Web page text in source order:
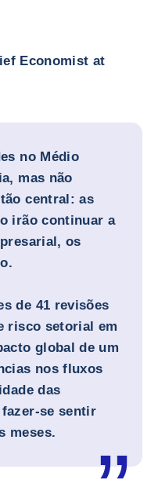
Economist at
no Médio
mas não
central: as
irão continuar a
os
de 41 revisões
risco setorial em
global de um
nos fluxos
das
se sentir
meses.